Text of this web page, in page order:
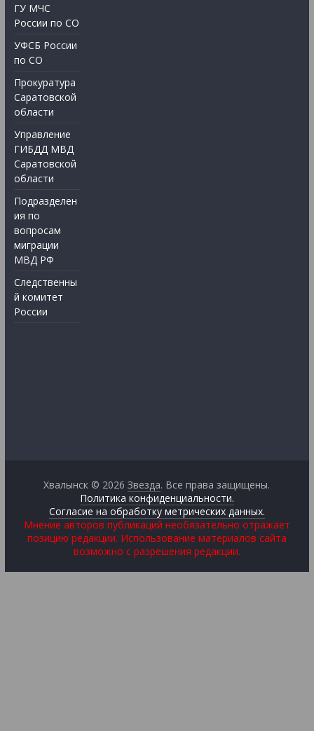
ГУ МЧС
России по СО
УФСБ России
по СО
Прокуратура
Саратовской
области
Управление
ГИБДД МВД
Саратовской
области
Подразделен
ия по
вопросам
миграции
МВД РФ
Следственны
й комитет
России
Хвалынск © 2026Звезда. Все права защищены.
Политика конфиденциальности.
Согласие на обработку метрических данных.
Мнение авторов публикаций необязательно отражает
позицию редакции. Использование материалов сайта
возможно с разрешения редакции.